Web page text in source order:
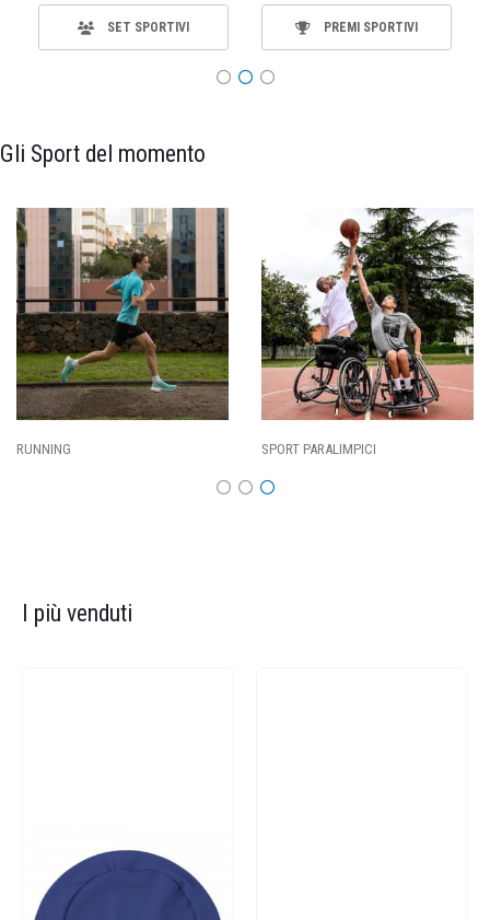
SET SPORTIVI PREMI SPORTIVI
Gli Sport del momento
SPORT PARALIMPICI
I più venduti